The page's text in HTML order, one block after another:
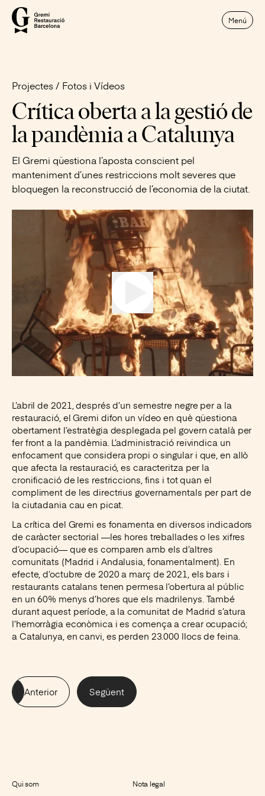
Menú
Instagram Facebook LinkedIn
Projectes Fotos i Vídeos
Crítica oberta a la gestió de
la pandèmia a Catalunya
El Gremi qüestiona l’aposta conscient pel
manteniment d’unes restriccions molt severes que
bloquegen la reconstrucció de l’economia de la ciutat.
L’abril de 2021, després d’un semestre negre per a la
restauració, el Gremi difon un vídeo en què qüestiona
obertament l’estratègia desplegada pel govern català per
fer front a la pandèmia. L’administració reivindica un
enfocament que considera propi o singular i que, en allò
que afecta la restauració, es caracteritza per la
cronificació de les restriccions, fins i tot quan el
compliment de les directrius governamentals per part de
la ciutadania cau en picat.
La crítica del Gremi es fonamenta en diversos indicadors
de caràcter sectorial —les hores treballades o les xifres
d’ocupació— que es comparen amb els d’altres
comunitats (Madrid i Andalusia, fonamentalment). En
efecte, d’octubre de 2020 a març de 2021, els bars i
restaurants catalans tenen permesa l’obertura al públic
en un 60% menys d’hores que els madrilenys. També
durant aquest període, a la comunitat de Madrid s’atura
l’hemorràgia econòmica i es comença a crear ocupació;
a Catalunya, en canvi, es perden 23.000 llocs de feina.
Anterior Següent
Qui som Nota legal